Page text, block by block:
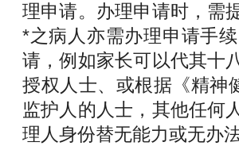
理申请。办理申请时，需
*之病人亦需办理申请手
请，例如家长可以代其十
授权人士、或根据《精神
监护人的人士，其他任何
理人身份替无能力或无办